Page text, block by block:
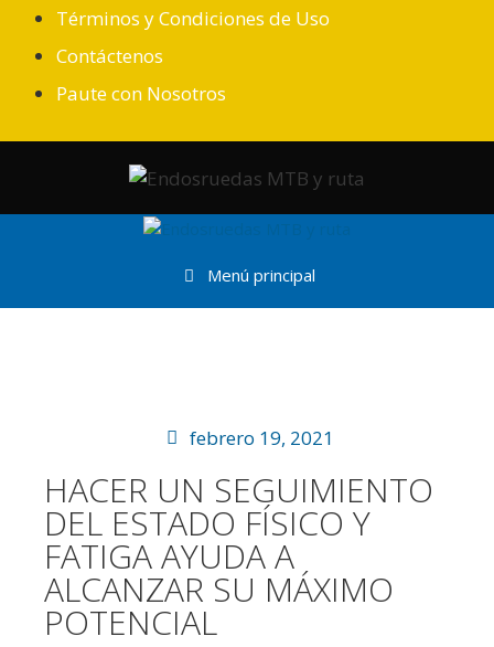
Términos y Condiciones de Uso
Contáctenos
Paute con Nosotros
Menú principal
febrero 19, 2021
HACER UN SEGUIMIENTO
DEL ESTADO FÍSICO Y
FATIGA AYUDA A
ALCANZAR SU MÁXIMO
POTENCIAL